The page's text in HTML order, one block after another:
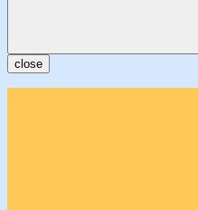
close